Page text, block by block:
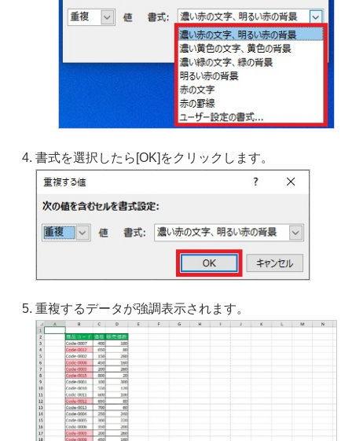
書式を選択したら[OK]をクリックします。
重複するデータが強調表示されます。